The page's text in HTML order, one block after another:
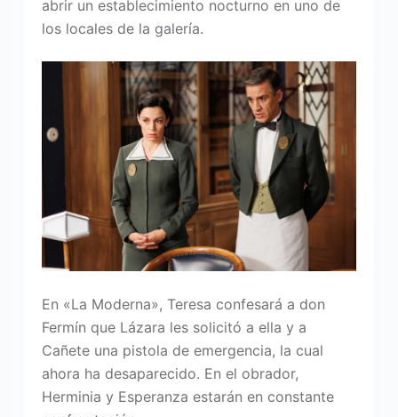
abrir un establecimiento nocturno en uno de
los locales de la galería.
En «La Moderna», Teresa confesará a don
Fermín que Lázara les solicitó a ella y a
Cañete una pistola de emergencia, la cual
ahora ha desaparecido. En el obrador,
Herminia y Esperanza estarán en constante